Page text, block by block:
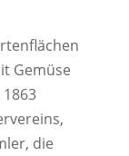
Gemüse
die